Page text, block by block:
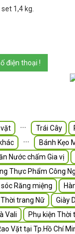
1,4 kg.
điện thoại !
∙∙∙ Trái Cây
∙∙∙
Bánh Kẹo
Nước chấm Gia vị
Thực Phẩm Công
Răng miệng
Thời trang Nữ
Giày
Vali
Phụ kiện Thời
Vặt tại Tp.Hồ Chí